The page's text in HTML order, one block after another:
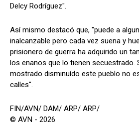
Delcy Rodríguez".
Así mismo destacó que, "puede a
inalcanzable pero cada vez suena y
prisionero de guerra ha adquirido un
los enanos que lo tienen secuestrado.
mostrado disminuído este pueblo no
calles".
FIN/AVN/ DAM/ ARP/ ARP/
© AVN - 2026